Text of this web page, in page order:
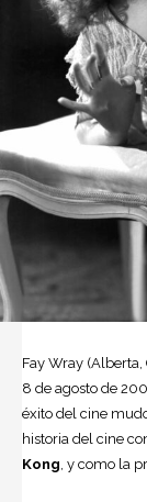
Fay Wray (Alberta,
8 de agosto de
éxito del cine
historia del cine
Kong , y como la